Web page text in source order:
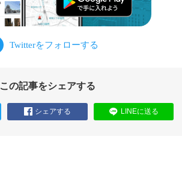
この記事をシェアする
シェアする LINEに送る